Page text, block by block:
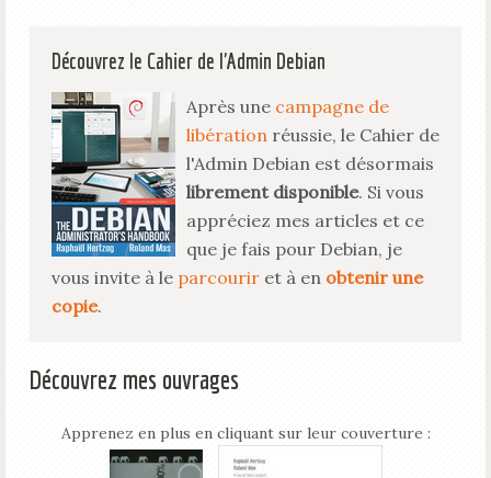
Découvrez le Cahier de l'Admin Debian
Après une campagne de
libérationréussie, le Cahier de
l'Admin Debian est désormais
librement disponible. Si vous
appréciez mes articles et ce
que je fais pour Debian, je
vous invite à le parcouriret à en obtenir une
copie.
Découvrez mes ouvrages
Apprenez en plus en cliquant sur leur couverture :